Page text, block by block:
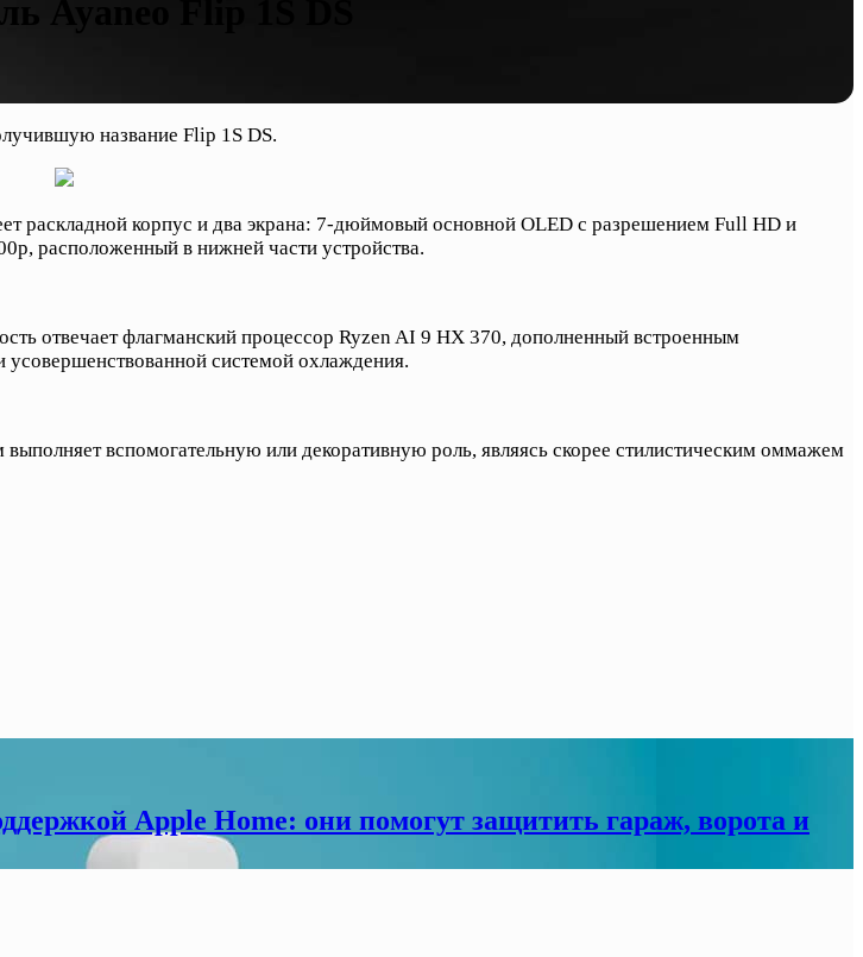
Ayaneo Flip 1S DS
название Flip 1S DS.
раскладной корпус и два экрана: 7-дюймовый основной OLED с разрешением Full HD и
расположенный в нижней части устройства.
отвечает флагманский процессор Ryzen AI 9 HX 370, дополненный встроенным
системой охлаждения.
вспомогательную или декоративную роль, являясь скорее стилистическим оммажем
Apple Home: они помогут защитить гараж, ворота и